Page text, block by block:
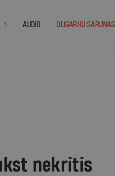
AUDIO OLIGARHU SARUNAS
nekritis